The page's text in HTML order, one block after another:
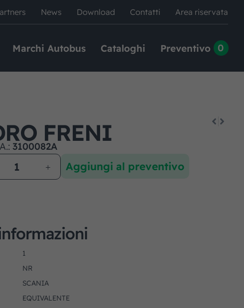
News Download Contatti Area riservata
Marchi Autobus Cataloghi Preventivo 0
FRENI
3100082A
Aggiungi al preventivo
1
NR
SCANIA
EQUIVALENTE